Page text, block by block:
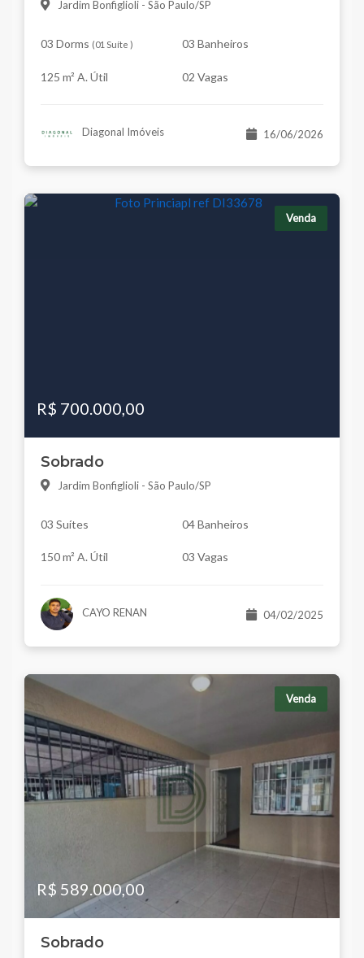
Jardim Bonfiglioli - São Paulo/SP
03 Dorms (01 Suíte ) 03 Banheiros
125 m² A. Útil 02 Vagas
Diagonal Imóveis 16/06/2026
Venda
R$ 700.000,00
Sobrado
Jardim Bonfiglioli - São Paulo/SP
03 Suítes 04 Banheiros
150 m² A. Útil 03 Vagas
CAYO RENAN 04/02/2025
Venda
R$ 589.000,00
Sobrado